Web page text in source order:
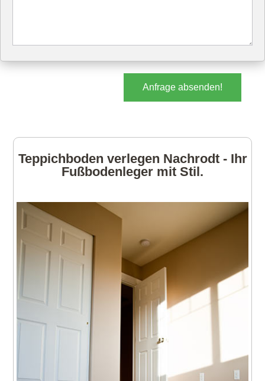
Anfrage absenden!
Teppichboden verlegen Nachrodt - Ihr
Fußbodenleger mit Stil.